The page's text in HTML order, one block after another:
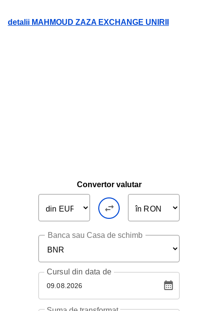
detalii MAHMOUD ZAZA EXCHANGE UNIRII
Convertor valutar
Banca sau Casa de schimb
09.08.2026
Cursuldin data de